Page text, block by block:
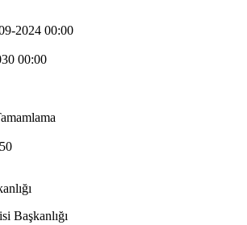
2024 00:00
00:00
Başkanlığı